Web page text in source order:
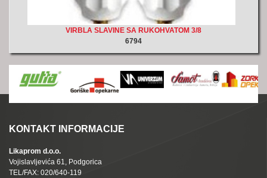
VIRBLA SLAVINE SA RUKOHVATOM 3/8
6794
KONTAKT INFORMACIJE
Likaprom d.o.o.
Vojislavljevića 61, Podgorica
TEL/FAX: 020/640-119